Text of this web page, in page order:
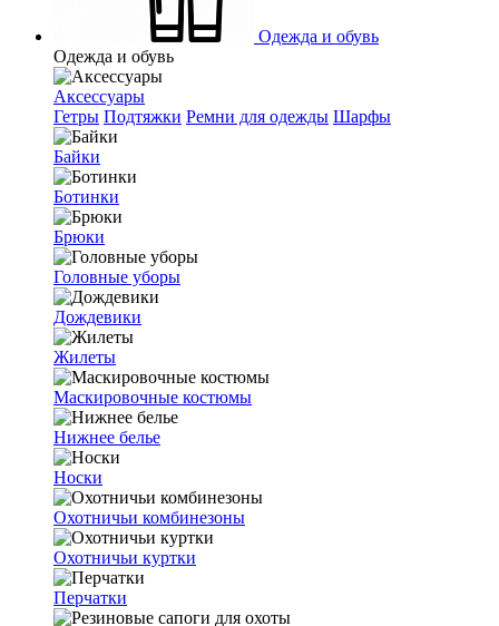
Одежда и обувь
Одежда и обувь
Аксессуары
Гетры Подтяжки Ремни для одежды Шарфы
Байки
Ботинки
Брюки
Головные уборы
Дождевики
Жилеты
Маскировочные костюмы
Нижнее белье
Носки
Охотничьи комбинезоны
Охотничьи куртки
Перчатки